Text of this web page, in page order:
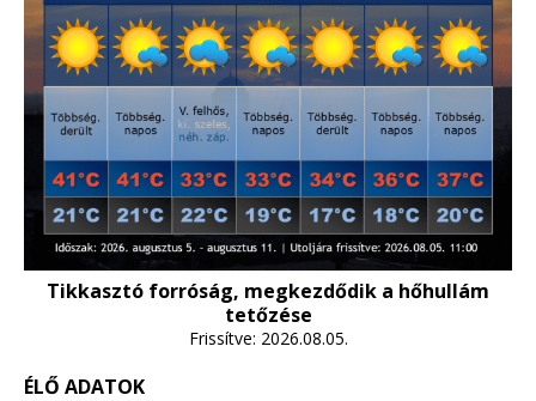
Tikkasztó forróság, megkezdődik a hőhullám
tetőzése
Frissítve: 2026.08.05.
ÉLŐ ADATOK